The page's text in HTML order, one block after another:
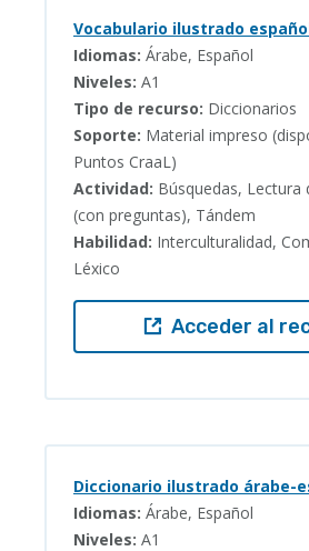
Vocabulario ilustrado
Idiomas: Árabe, Español
Niveles: A1
Tipo de recurso: Diccionarios
Soporte: Material impreso
Puntos CraaL)
Actividad: Búsquedas,
(con preguntas), Tándem
Habilidad: Interculturalidad,
Léxico
Acceder al
Diccionario ilustrado árabe-
Idiomas: Árabe, Español
Niveles: A1